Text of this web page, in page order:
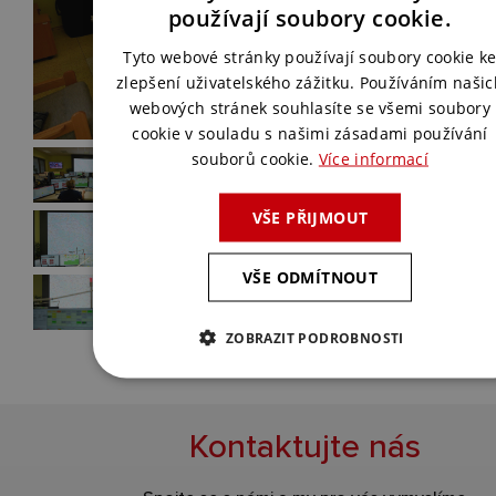
Kontaktujte nás
ENGLISH
používají soubory cookie.
Tyto webové stránky používají soubory cookie ke
zlepšení uživatelského zážitku. Používáním
webových stránek souhlasíte se všemi soubory
cookie v souladu s našimi zásadami používání
souborů cookie. Více informací
VŠE PŘIJMOUT
VŠE ODMÍTNOUT
ZOBRAZIT PODROBNOSTI